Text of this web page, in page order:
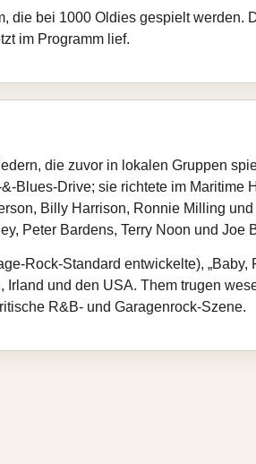
die bei 1000 Oldies gespielt werden.
im Programm lief.
die zuvor in lokalen Gruppen
Blues-Drive; sie richtete im Maritime
Billy Harrison, Ronnie Milling
Peter Bardens, Terry Noon und Joe
Rock-Standard entwickelte),
und den USA. Them trugen
R&B- und Garagenrock-Szene.